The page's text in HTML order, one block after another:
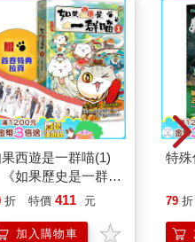
解答：頁
魚。這一天，爸爸把燦烈叫
你看熱帶魚好看嗎？」燦烈
？爸爸說，魚缸裡一共有兩
虎皮魚。爸爸臨時給燦烈出了
兩種魚的數目相乘的積數在鏡
烈知道這兩種魚各有多少
西遊是一群喵(1)
《如果歷史是一群
作者最新力作，附
折 特價 411 元
加入購物車
特
79 折